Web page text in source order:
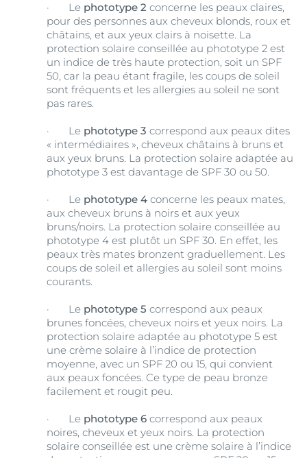
· Le phototype 2 concerne les peaux claires,
pour des personnes aux cheveux blonds, roux et
châtains, et aux yeux clairs à noisette. La
protection solaire conseillée au phototype 2 est
un indice de très haute protection, soit un SPF
50, car la peau étant fragile, les coups de soleil
sont fréquents et les allergies au soleil ne sont
pas rares.
· Le phototype 3 correspond aux peaux dites
« intermédiaires », cheveux châtains à bruns et
aux yeux bruns. La protection solaire adaptée au
phototype 3 est davantage de SPF 30 ou 50.
· Le phototype 4 concerne les peaux mates,
aux cheveux bruns à noirs et aux yeux
bruns/noirs. La protection solaire conseillée au
phototype 4 est plutôt un SPF 30. En effet, les
peaux très mates bronzent graduellement. Les
coups de soleil et allergies au soleil sont moins
courants.
· Le phototype 5 correspond aux peaux
brunes foncées, cheveux noirs et yeux noirs. La
protection solaire adaptée au phototype 5 est
une crème solaire à l’indice de protection
moyenne, avec un SPF 20 ou 15, qui convient
aux peaux foncées. Ce type de peau bronze
facilement et rougit peu.
· Le phototype 6 correspond aux peaux
noires, cheveux et yeux noirs. La protection
solaire conseillée est une crème solaire à l’indice